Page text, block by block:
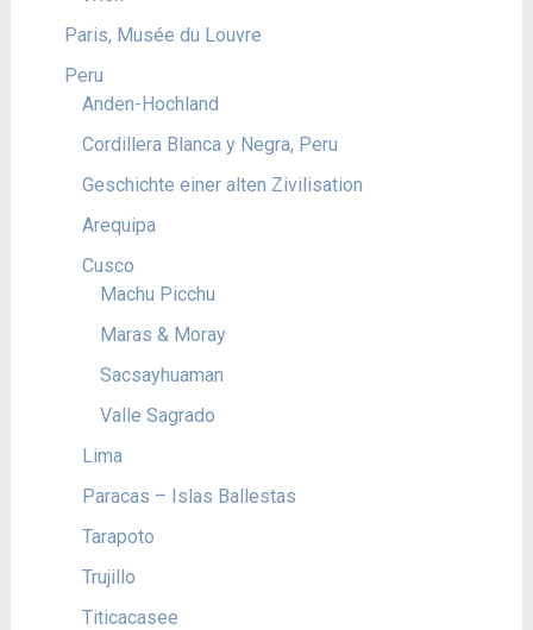
Paris, Musée du Louvre
Peru
Anden-Hochland
Cordillera Blanca y Negra, Peru
Geschichte einer alten Zivilisation
Arequipa
Cusco
Machu Picchu
Maras & Moray
Sacsayhuaman
Valle Sagrado
Lima
Paracas – Islas Ballestas
Tarapoto
Trujillo
Titicacasee